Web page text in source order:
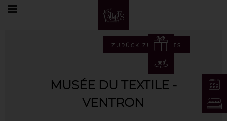
Musée du textile - Ventron
ZURÜCK ZU EVENTS
MUSÉE DU TEXTILE -
VENTRON